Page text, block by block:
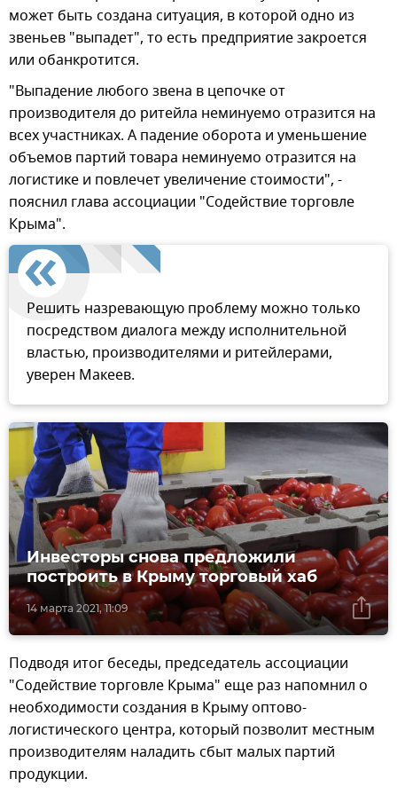
может быть создана ситуация, в которой одно из
звеньев "выпадет", то есть предприятие закроется
или обанкротится.
"Выпадение любого звена в цепочке от
производителя до ритейла неминуемо отразится на
всех участниках. А падение оборота и уменьшение
объемов партий товара неминуемо отразится на
логистике и повлечет увеличение стоимости", -
пояснил глава ассоциации "Содействие торговле
Крыма".
Решить назревающую проблему можно только
посредством диалога между исполнительной
властью, производителями и ритейлерами,
уверен Макеев.
14 марта 2021, 11:09
Инвесторы снова предложили
построить в Крыму торговый хаб
Подводя итог беседы, председатель ассоциации
"Содействие торговле Крыма" еще раз напомнил о
необходимости создания в Крыму оптово-
логистического центра, который позволит местным
производителям наладить сбыт малых партий
продукции.